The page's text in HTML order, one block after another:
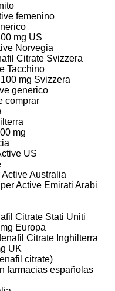
femenino
mg US
Norvegia
Citrate Svizzera
Tacchino
mg Svizzera
generico
comprar
mg
US
Australia
Active Emirati Arabi
Citrate Stati Uniti
Europa
Citrate Inghilterra
UK
citrate)
farmacias españolas